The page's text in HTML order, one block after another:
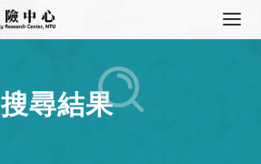
搜尋結果